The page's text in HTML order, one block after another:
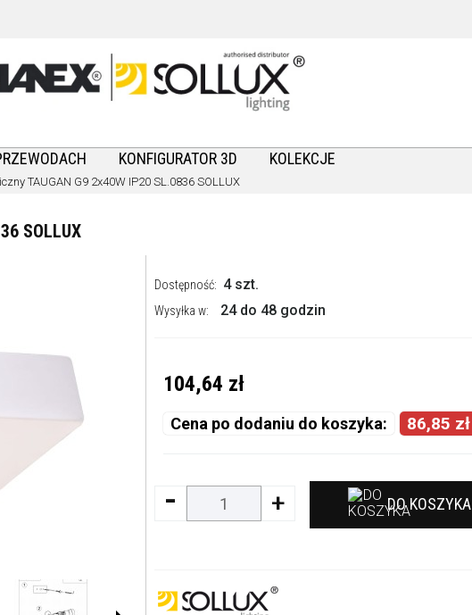
KONFIGURATOR 3D KOLEKCJE
TAUGAN G9 2x40W IP20 SL.0836 SOLLUX
SOLLUX
Dostępność: 4 szt.
Wysyłka w: 24 do 48 godzin
104,64 zł
Cena po dodaniu do koszyka: 86,85 zł
- + DO KOSZYKA